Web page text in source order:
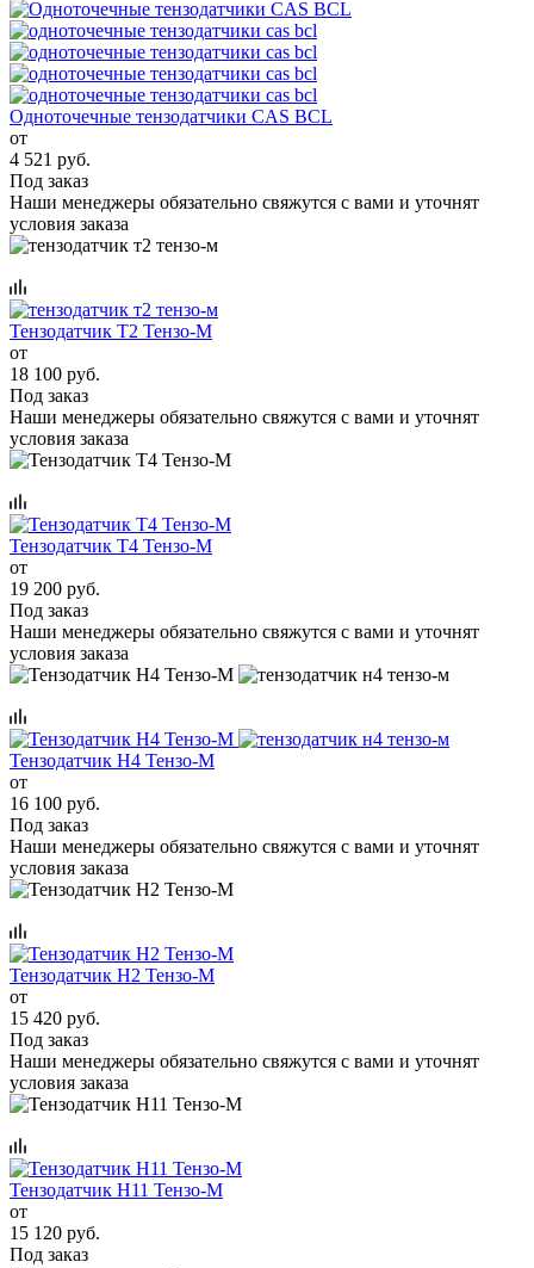
Одноточечные тензодатчики CAS BCL
от
4 521 руб.
Под заказ
Наши менеджеры обязательно свяжутся с вами и уточнят
условия заказа
Тензодатчик Т2 Тензо-М
от
18 100 руб.
Под заказ
Наши менеджеры обязательно свяжутся с вами и уточнят
условия заказа
Тензодатчик Т4 Тензо-М
от
19 200 руб.
Под заказ
Наши менеджеры обязательно свяжутся с вами и уточнят
условия заказа
Тензодатчик Н4 Тензо-М
от
16 100 руб.
Под заказ
Наши менеджеры обязательно свяжутся с вами и уточнят
условия заказа
Тензодатчик Н2 Тензо-М
от
15 420 руб.
Под заказ
Наши менеджеры обязательно свяжутся с вами и уточнят
условия заказа
Тензодатчик Н11 Тензо-М
от
15 120 руб.
Под заказ